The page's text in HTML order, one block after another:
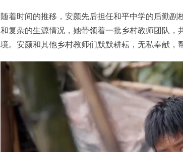
随着时间的推移，安颜先后担任和平中学的后勤
和复杂的生源情况，她带领着一批乡村教师团队
境。安颜和其他乡村教师们默默耕耘，无私奉献，